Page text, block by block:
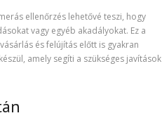
ellenőrzés lehetővé teszi, hogy
vagy egyéb akadályokat. Ez a
és felújítás előtt is gyakran
amely segíti a szükséges javítások